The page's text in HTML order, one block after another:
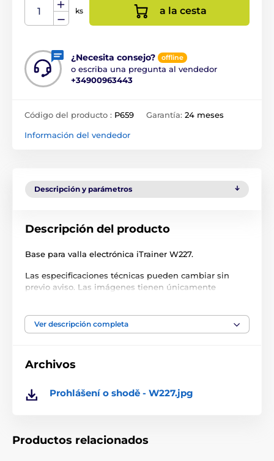
ks a la cesta
¿Necesita consejo? offline
o escriba una pregunta al vendedor
+34900963443
Código del producto : P659 Garantía: 24 meses
Información del vendedor
Descripción y parámetros
Descripción del producto
Base para valla electrónica iTrainer W227.
Las especificaciones técnicas pueden cambiar sin
previo aviso. Las imágenes tienen únicamente
Accesorios Vallas
Ver descripción completa
Archivos
Prohlášení o shodě - W227.jpg
Productos relacionados